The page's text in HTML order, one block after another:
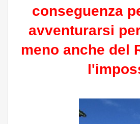
conseguenza
avventurarsi
meno anche del